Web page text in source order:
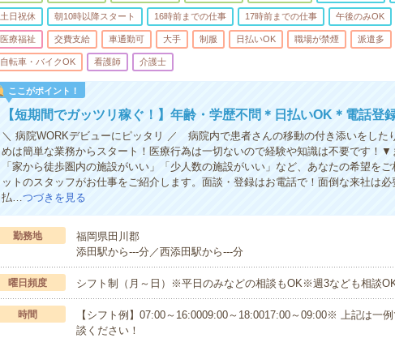
土日祝休 朝10時以降スタート 16時前までの仕事 17時前までの仕事 午後のみOK
医療福祉 交費支給 車通勤可 大手 制服 日払いOK 職場が禁煙 派遣多
自転車・バイクOK 看護師 介護士
ここがポイント！
【短期間でガッツリ稼ぐ！】年齢・学歴不問＊日払いOK＊電話登
＼ 病院WORKデビューにピッタリ ／ 病院内で患者さんの移動の付き添いをした
めは簡単な業務からスタート！医療行為は一切ないので経験や知識は不要です！▼
「家から徒歩圏内の施設がいい」「少人数の施設がいい」など、あなたの希望を
ットのスタッフがお仕事をご紹介します。面談・登録はお電話で！面倒な来社は
払…つづきを見る
勤務地
福岡県田川郡
添田駅から---分／西添田駅から---分
曜日頻度 シフト制（月～日）※平日のみなどの相談もOK※週3なども相談
時間
【シフト例】07:00～16:0009:00～18:0017:00～09:00※ 上記は一
談ください！